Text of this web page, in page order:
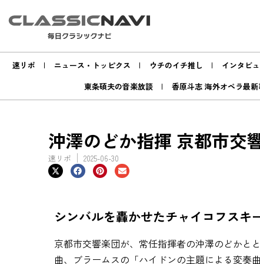
速リポ ニュース・トッピクス ウチのイチ推し インタビ
東条碩夫の音楽放談
香原斗志 海外オペラ最
沖澤のどか指揮 京都市交
速リポ 2025-06-30
シンバルを轟かせたチャイコフスキ
京都市交響楽団が、常任指揮者の沖澤のどかと
曲、ブラームスの「ハイドンの主題による変奏